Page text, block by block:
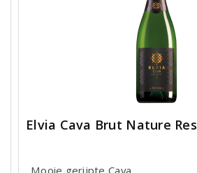
Elvia Cava Brut Nature
Mooie gerijpte Cava